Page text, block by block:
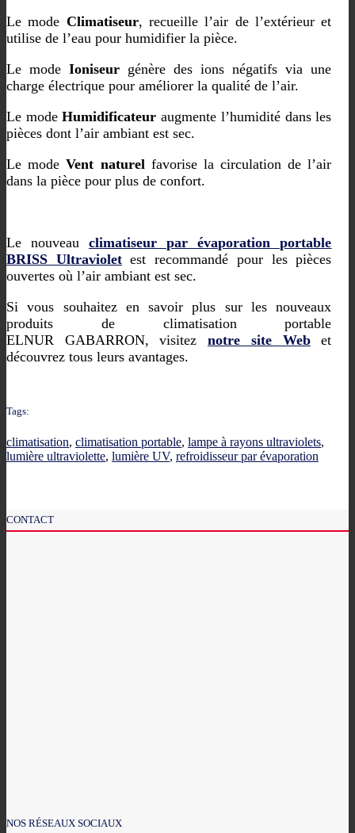
Le mode Climatiseur, recueille l’air de l’extérieur et
utilise de l’eau pour humidifier la pièce.
Le modeIoniseur génère des ions négatifs via une
charge électrique pour améliorer la qualité de l’air.
Le modeHumidificateur augmente l’humidité dans les
pièces dont l’air ambiant est sec.
Le modeVent naturel favorise la circulation de l’air
dans la pièce pour plus de confort.
Le nouveauclimatiseur par évaporation portable
BRISS Ultravioletest recommandé pour les pièces
ouvertes où l’air ambiant est sec.
Si vous souhaitez en savoir plus sur les nouveaux
produits de climatisation portable
ELNUR GABARRON, visiteznotre site Webet
découvrez tous leurs avantages.
Tags:
climatisation, climatisation portable, lampe à rayons ultraviolets,
lumière ultraviolette, lumière UV, refroidisseur par évaporation
CONTACT
NOS RÉSEAUX SOCIAUX